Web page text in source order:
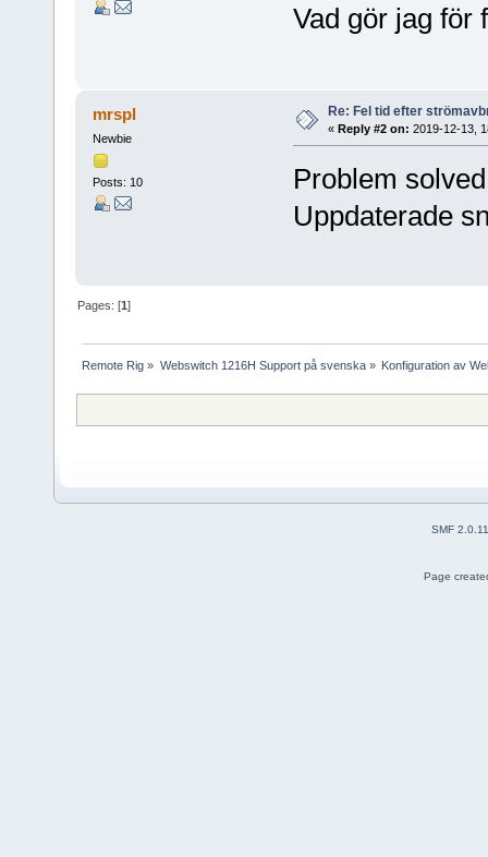
Vad gör jag för
mrspl
Newbie
Posts: 10
Re: Fel tid efter
« Reply #2 on: 2019-12-13,
Problem solved
Uppdaterade
Pages: [1]
Remote Rig » Webswitch 1216H Support på svenska» Konfiguration av
SMF 2.0.11
Page